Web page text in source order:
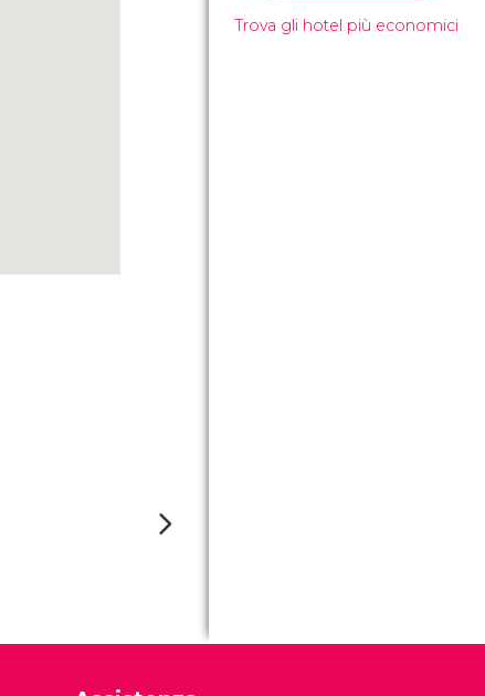
Trova gli hotel più economici